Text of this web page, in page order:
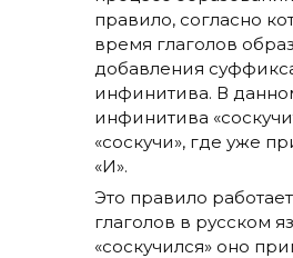
правило, согласно
время глаголов
добавления
инфинитива. В
инфинитива
«соскучи», где уже
«И».
Это правило
глаголов в русском
«соскучился» оно